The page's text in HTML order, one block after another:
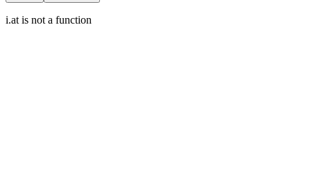
i.at is not a function